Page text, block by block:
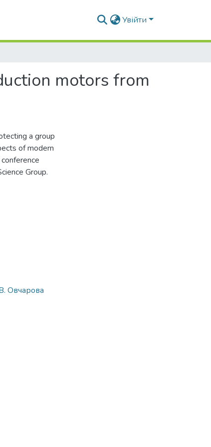
Увійти
motors from
a group
of modern
Group.
Овчарова